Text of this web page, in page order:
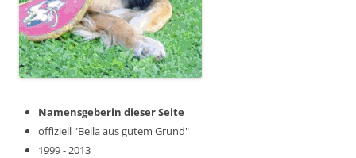
Namensgeberin dieser Seite
offiziell "Bella aus gutem Grund"
1999 - 2013